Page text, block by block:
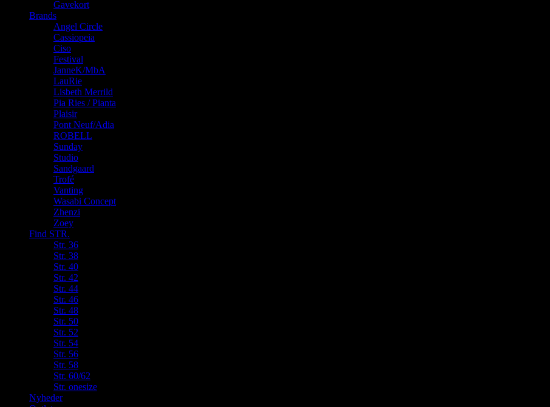
Gavekort
Brands
Angel Circle
Cassiopeia
Ciso
Festival
JanneK/MbA
LauRie
Lisbeth Merrild
Pia Ries / Pianta
Plaisir
Pont Neuf/Adia
ROBELL
Sunday
Studio
Sandgaard
Trofé
Vanting
Wasabi Concept
Zhenzi
Zoey
Find STR.
Str. 36
Str. 38
Str. 40
Str. 42
Str. 44
Str. 46
Str. 48
Str. 50
Str. 52
Str. 54
Str. 56
Str. 58
Str. 60/62
Str. onesize
Nyheder